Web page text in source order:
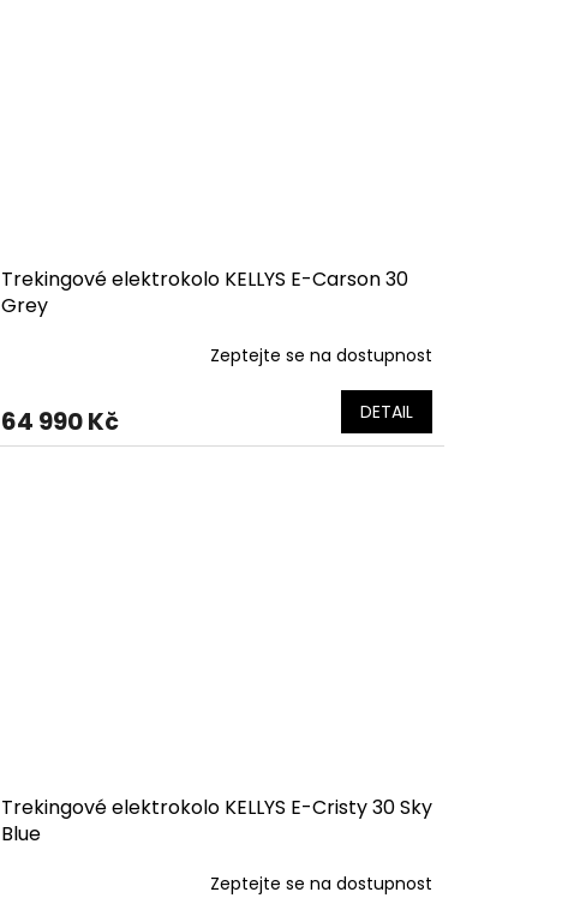
Trekingové elektrokolo KELLYS E-Carson 30
Grey
Zeptejte se na dostupnost
64 990 Kč DETAIL
Trekingové elektrokolo KELLYS E-Cristy 30 Sky
Blue
Zeptejte se na dostupnost